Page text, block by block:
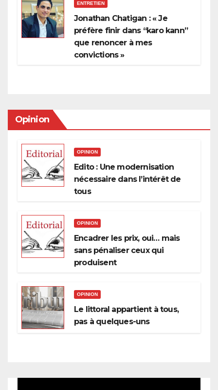
ENTRETIEN
Jonathan Chatigan : « Je
préfère finir dans “karo kann”
que renoncer à mes
convictions »
Opinion
OPINION
Edito : Une modernisation
nécessaire dans l’intérêt de
tous
OPINION
Encadrer les prix, oui… mais
sans pénaliser ceux qui
produisent
OPINION
Le littoral appartient à tous,
pas à quelques-uns